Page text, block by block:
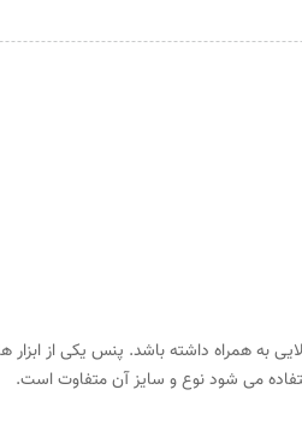
به همراه داشته باشد. پنس یکی از
می شود نوع و سایز آن متفاوت است.